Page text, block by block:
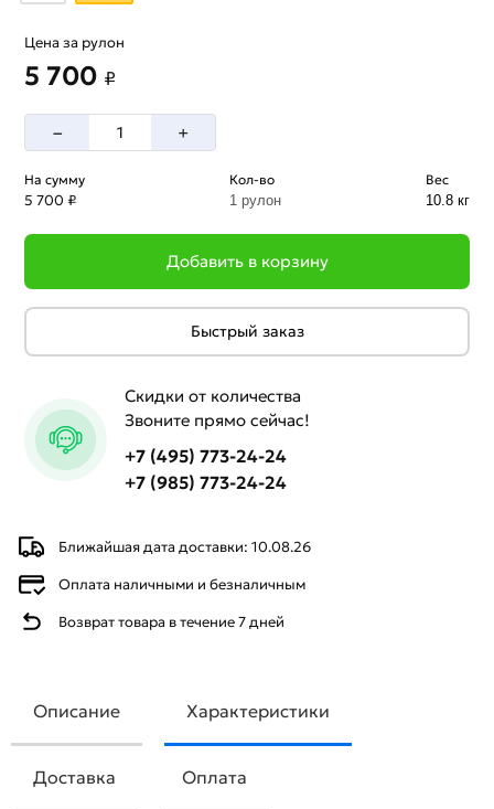
Ближайшая дата доставки: 10.08.26
Оплата наличными и безналичным
Возврат товара в течение 7 дней
Цена за рулон
5 700 ₽
– +
На сумму
5 700 ₽
Кол-во
1 рулон
Вес
10.8 кг
Добавить в корзину
Быстрый заказ
Скидки от количества
Звоните прямо сейчас!
+7 (495) 773-24-24
+7 (985) 773-24-24
Описание Характеристики
Доставка Оплата